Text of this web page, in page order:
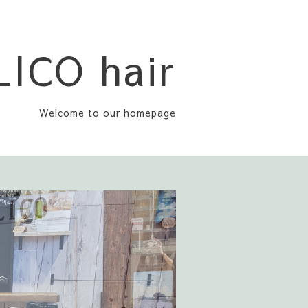
hair
Welcome to our homepage